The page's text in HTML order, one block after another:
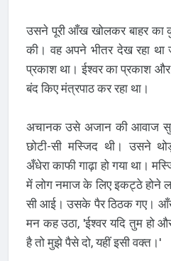
उसने पूरी आँख खोलकर बाहर का
की। वह अपने भीतर देख रहा था
प्रकाश था। ईश्वर का प्रकाश
बंद किए मंत्रपाठ कर रहा था।
अचानक उसे अजान की आवाज
छोटी-सी मस्जिद थी। उसने
अँधेरा काफी गाढ़ा हो गया था।
में लोग नमाज के लिए इकट्ठे
सी आई। उसके पैर ठिठक गए। आँखें
मन कह उठा, 'ईश्वर यदि तुम हो
है तो मुझे पैसे दो, यहीं इसी वक्त।'